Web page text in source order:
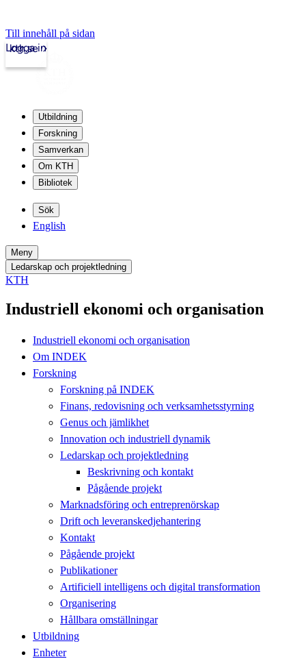
Till innehåll på sidan
kth.se
Logga in
Utbildning
Forskning
Samverkan
Om KTH
Bibliotek
Sök
English
Meny
Ledarskap och projektledning
KTH
Industriell ekonomi och organisation
Industriell ekonomi och organisation
Om INDEK
Forskning
Forskning på INDEK
Finans, redovisning och verksamhetsstyrning
Genus och jämlikhet
Innovation och industriell dynamik
Ledarskap och projektledning
Beskrivning och kontakt
Pågående projekt
Marknadsföring och entreprenörskap
Drift och leveranskedjehantering
Kontakt
Pågående projekt
Publikationer
Artificiell intelligens och digital transformation
Organisering
Hållbara omställningar
Utbildning
Enheter